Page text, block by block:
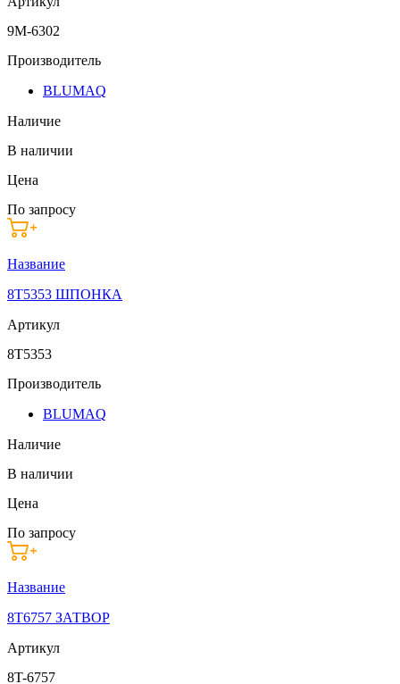
9M-6302
Производитель
BLUMAQ
Наличие
В наличии
Цена
По запросу
Название
8T5353 ШПОНКА
Артикул
8T5353
Производитель
BLUMAQ
Наличие
В наличии
Цена
По запросу
Название
8T6757 ЗАТВОР
Артикул
8T-6757